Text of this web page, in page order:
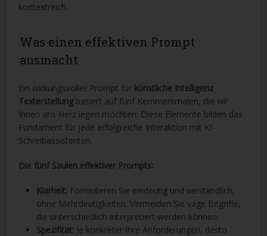
kontextreich.
Was einen effektiven Prompt
ausmacht
Ein wirkungsvoller Prompt für künstliche Intelligenz
Texterstellungbasiert auf fünf Kernmerkmalen, die wir
Ihnen ans Herz legen möchten. Diese Elemente bilden das
Fundament für jede erfolgreiche Interaktion mit KI-
Schreibassistenten.
Die fünf Säulen effektiver Prompts:
Klarheit: Formulieren Sie eindeutig und verständlich,
ohne Mehrdeutigkeiten. Vermeiden Sie vage Begriffe,
die unterschiedlich interpretiert werden können.
Spezifität: Je konkreter Ihre Anforderungen, desto